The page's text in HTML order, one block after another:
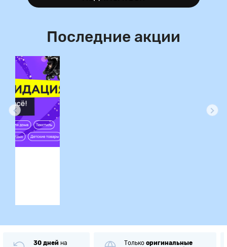
Последние акции
30 дней на
Только оригинальные